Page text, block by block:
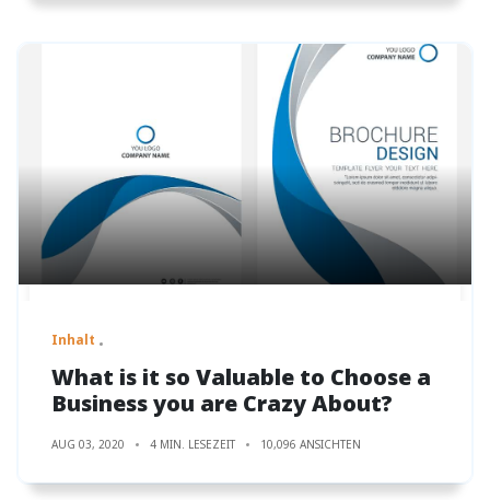
Inhalt
What is it so Valuable to Choose a
Business you are Crazy About?
AUG 03, 2020 4 MIN. LESEZEIT 10,096 ANSICHTEN